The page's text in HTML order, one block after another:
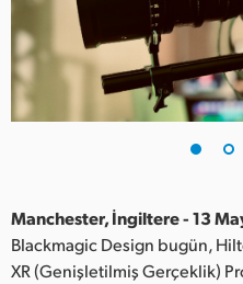
Finland
India
Manchester, İngiltere - 13
Blackmagic Design bugün,
XR (Genişletilmiş Gerçeklik)